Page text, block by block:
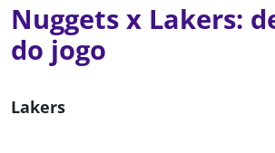
Nuggets x Lakers:
do jogo
Lakers